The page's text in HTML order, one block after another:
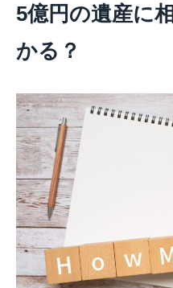
5億円の遺産に
かる？